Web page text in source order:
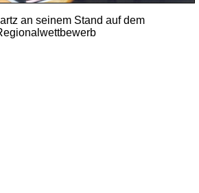
an seinem Stand auf dem